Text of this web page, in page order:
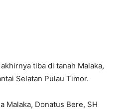
tiba di tanah Malaka,
Selatan Pulau Timor.
Malaka, Donatus Bere, SH